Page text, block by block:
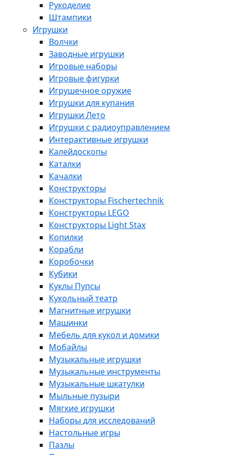
Рукоделие
Штампики
Игрушки
Волчки
Заводные игрушки
Игровые наборы
Игровые фигурки
Игрушечное оружие
Игрушки для купания
Игрушки Лето
Игрушки с радиоуправлением
Интерактивные игрушки
Калейдоскопы
Каталки
Качалки
Конструкторы
Конструкторы Fisсhertechnik
Конструкторы LEGO
Конструкторы Light Stax
Копилки
Корабли
Коробочки
Кубики
Куклы Пупсы
Кукольный театр
Магнитные игрушки
Машинки
Мебель для кукол и домики
Мобайлы
Музыкальные игрушки
Музыкальные инструменты
Музыкальные шкатулки
Мыльные пузыри
Мягкие игрушки
Наборы для исследований
Настольные игры
Пазлы